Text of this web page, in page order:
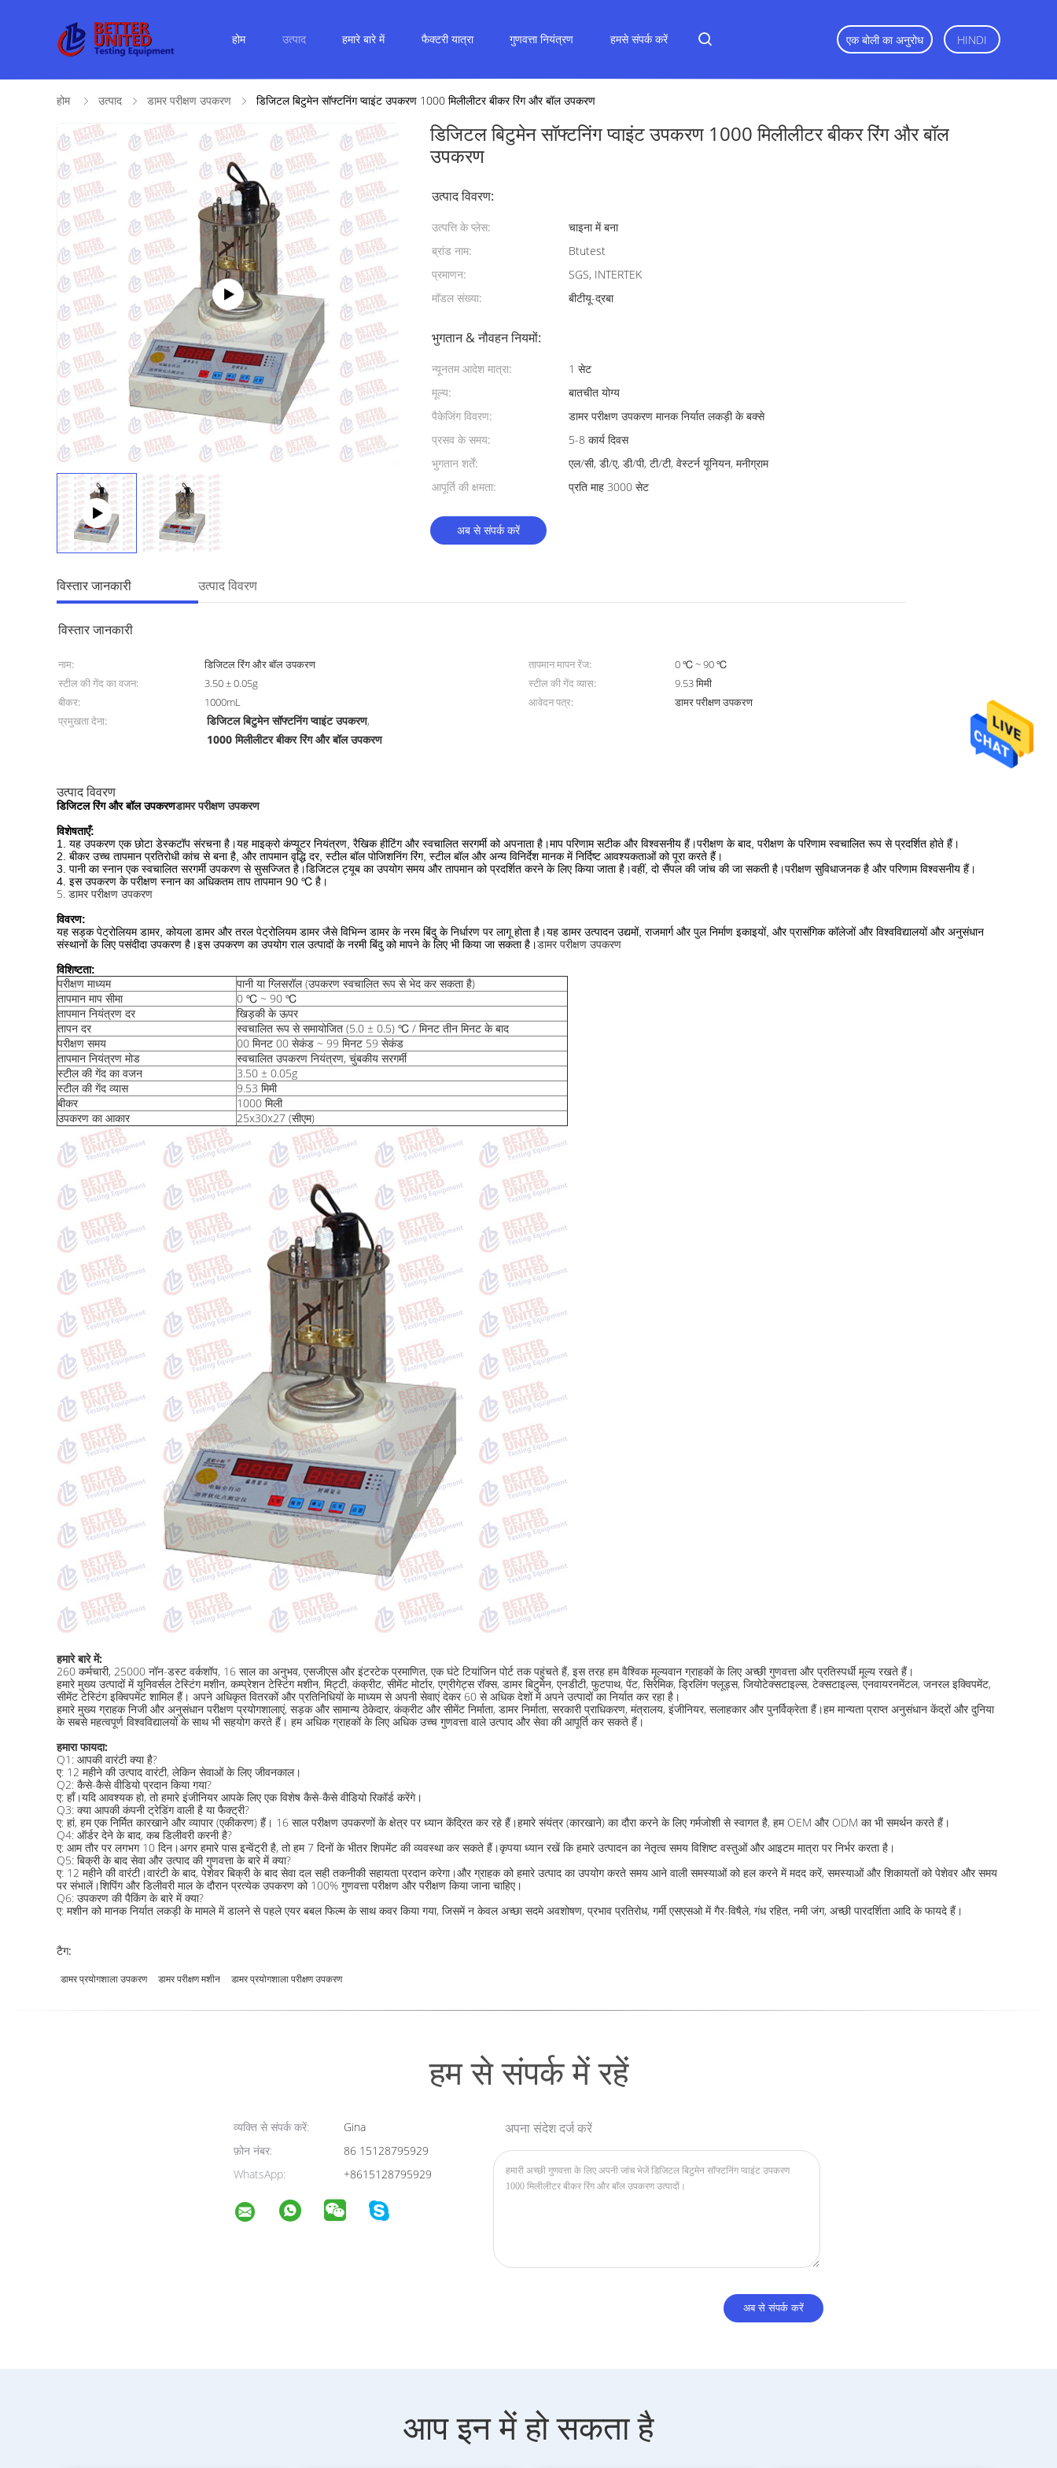
होम उत्पाद हमारे बारे में फैक्टरी यात्रा गुणवत्ता नियंत्रण हमसे संपर्क करें एक बोली का अनुरोध HINDI
होम उत्पाद डामर परीक्षण उपकरण डिजिटल बिटुमेन सॉफ्टनिंग प्वाइंट उपकरण 1000 मिलीलीटर बीकर रिंग और बॉल उपकरण
डिजिटल बिटुमेन सॉफ्टनिंग प्वाइंट उपकरण 1000 मिलीलीटर बीकर रिंग और बॉल
उपकरण
उत्पाद विवरण:
उत्पत्ति के प्लेस:
चाइना में बना
ब्रांड नाम:
Btutest
प्रमाणन:
SGS, INTERTEK
मॉडल संख्या:
बीटीयू-द्रबा
भुगतान & नौवहन नियमों:
न्यूनतम आदेश मात्रा:
1 सेट
मूल्य:
बातचीत योग्य
पैकेजिंग विवरण:
डामर परीक्षण उपकरण मानक निर्यात लकड़ी के बक्से
प्रसव के समय:
5-8 कार्य दिवस
भुगतान शर्तें:
एल/सी, डी/ए, डी/पी, टी/टी, वेस्टर्न यूनियन, मनीग्राम
आपूर्ति की क्षमता:
प्रति माह 3000 सेट
अब से संपर्क करें
विस्तार जानकारी उत्पाद विवरण
विस्तार जानकारी
नाम: डिजिटल रिंग और बॉल उपकरण तापमान मापन रेंज:
0 ℃ ~ 90 ℃
स्टील की गेंद का वजन:
3.50 ± 0.05g स्टील की गेंद व्यास:
9.53 मिमी
बीकर:
1000mL आवेदन पत्र:
डामर परीक्षण उपकरण
प्रमुखता देना:
डिजिटल बिटुमेन सॉफ्टनिंग प्वाइंट उपकरण,
1000 मिलीलीटर बीकर रिंग और बॉल उपकरण
उत्पाद विवरण
डिजिटल रिंग और बॉल उपकरणडामर परीक्षण उपकरण
विशेषताएँ:
1. यह उपकरण एक छोटा डेस्कटॉप संरचना है।यह माइक्रो कंप्यूटर नियंत्रण, रैखिक हीटिंग और स्वचालित सरगर्मी को अपनाता है।माप परिणाम सटीक और विश्वसनीय हैं।परीक्षण के बाद, परीक्षण के परिणाम स्वचालित रूप से प्रदर्शित होते हैं।
2. बीकर उच्च तापमान प्रतिरोधी कांच से बना है, और तापमान वृद्धि दर, स्टील बॉल पोजिशनिंग रिंग, स्टील बॉल और अन्य विनिर्देश मानक में निर्दिष्ट आवश्यकताओं को पूरा करते हैं।
3. पानी का स्नान एक स्वचालित सरगर्मी उपकरण से सुसज्जित है।डिजिटल ट्यूब का उपयोग समय और तापमान को प्रदर्शित करने के लिए किया जाता है।वहीं, दो सैंपल की जांच की जा सकती है।परीक्षण सुविधाजनक है और परिणाम विश्वसनीय हैं।
4. इस उपकरण के परीक्षण स्नान का अधिकतम ताप तापमान 90 ℃ है।
5. डामर परीक्षण उपकरण
विवरण:
यह सड़क पेट्रोलियम डामर, कोयला डामर और तरल पेट्रोलियम डामर जैसे विभिन्न डामर के नरम बिंदु के निर्धारण पर लागू होता है।यह डामर उत्पादन उद्यमों, राजमार्ग और पुल निर्माण इकाइयों, और प्रासंगिक कॉलेजों और विश्वविद्यालयों और अनुसंधान
संस्थानों के लिए पसंदीदा उपकरण है।इस उपकरण का उपयोग राल उत्पादों के नरमी बिंदु को मापने के लिए भी किया जा सकता है।डामर परीक्षण उपकरण
विशिष्टता:
परीक्षण माध्यम
पानी या ग्लिसरॉल (उपकरण स्वचालित रूप से भेद कर सकता है)
तापमान माप सीमा
0 ℃ ~ 90 ℃
तापमान नियंत्रण दर
खिड़की के ऊपर
तापन दर
स्वचालित रूप से समायोजित (5.0 ± 0.5) ℃ / मिनट तीन मिनट के बाद
परीक्षण समय
00 मिनट 00 सेकंड ~ 99 मिनट 59 सेकंड
तापमान नियंत्रण मोड
स्वचालित उपकरण नियंत्रण, चुंबकीय सरगर्मी
स्टील की गेंद का वजन
3.50 ± 0.05g
स्टील की गेंद व्यास
9.53 मिमी
बीकर
1000 मिली
उपकरण का आकार
25x30x27 (सीएम)
हमारे बारे में:
260 कर्मचारी, 25000 नॉन-डस्ट वर्कशॉप, 16 साल का अनुभव, एसजीएस और इंटरटेक प्रमाणित, एक घंटे टियांजिन पोर्ट तक पहुंचते हैं, इस तरह हम वैश्विक मूल्यवान ग्राहकों के लिए अच्छी गुणवत्ता और प्रतिस्पर्धी मूल्य रखते हैं।
हमारे मुख्य उत्पादों में यूनिवर्सल टेस्टिंग मशीन, कम्प्रेशन टेस्टिंग मशीन, मिट्टी, कंक्रीट, सीमेंट मोर्टार, एग्रीगेट्स रॉक्स, डामर बिटुमेन, एनडीटी, फुटपाथ, पेंट, सिरेमिक, ड्रिलिंग फ्लूड्स, जियोटेक्सटाइल्स, टेक्सटाइल्स, एनवायरनमेंटल, जनरल इक्विपमेंट,
सीमेंट टेस्टिंग इक्विपमेंट शामिल हैं। अपने अधिकृत वितरकों और प्रतिनिधियों के माध्यम से अपनी सेवाएं देकर 60 से अधिक देशों में अपने उत्पादों का निर्यात कर रहा है।
हमारे मुख्य ग्राहक निजी और अनुसंधान परीक्षण प्रयोगशालाएं, सड़क और सामान्य ठेकेदार, कंक्रीट और सीमेंट निर्माता, डामर निर्माता, सरकारी प्राधिकरण, मंत्रालय, इंजीनियर, सलाहकार और पुनर्विक्रेता हैं।हम मान्यता प्राप्त अनुसंधान केंद्रों और दुनिया
के सबसे महत्वपूर्ण विश्वविद्यालयों के साथ भी सहयोग करते हैं। हम अधिक ग्राहकों के लिए अधिक उच्च गुणवत्ता वाले उत्पाद और सेवा की आपूर्ति कर सकते हैं।
हमारा फायदा:
Q1: आपकी वारंटी क्या है?
ए: 12 महीने की उत्पाद वारंटी, लेकिन सेवाओं के लिए जीवनकाल।
Q2: कैसे-कैसे वीडियो प्रदान किया गया?
ए: हाँ।यदि आवश्यक हो, तो हमारे इंजीनियर आपके लिए एक विशेष कैसे-कैसे वीडियो रिकॉर्ड करेंगे।
Q3: क्या आपकी कंपनी ट्रेडिंग वाली है या फैक्ट्री?
ए: हां, हम एक निर्मित कारखाने और व्यापार (एकीकरण) हैं। 16 साल परीक्षण उपकरणों के क्षेत्र पर ध्यान केंद्रित कर रहे हैं।हमारे संयंत्र (कारखाने) का दौरा करने के लिए गर्मजोशी से स्वागत है, हम OEM और ODM का भी समर्थन करते हैं।
Q4: ऑर्डर देने के बाद, कब डिलीवरी करनी है?
ए: आम तौर पर लगभग 10 दिन।अगर हमारे पास इन्वेंट्री है, तो हम 7 दिनों के भीतर शिपमेंट की व्यवस्था कर सकते हैं।कृपया ध्यान रखें कि हमारे उत्पादन का नेतृत्व समय विशिष्ट वस्तुओं और आइटम मात्रा पर निर्भर करता है।
Q5: बिक्री के बाद सेवा और उत्पाद की गुणवत्ता के बारे में क्या?
ए: 12 महीने की वारंटी।वारंटी के बाद, पेशेवर बिक्री के बाद सेवा दल सही तकनीकी सहायता प्रदान करेगा।और ग्राहक को हमारे उत्पाद का उपयोग करते समय आने वाली समस्याओं को हल करने में मदद करें, समस्याओं और शिकायतों को पेशेवर और समय
पर संभालें।शिपिंग और डिलीवरी माल के दौरान प्रत्येक उपकरण को 100% गुणवत्ता परीक्षण और परीक्षण किया जाना चाहिए।
Q6: उपकरण की पैकिंग के बारे में क्या?
ए: मशीन को मानक निर्यात लकड़ी के मामले में डालने से पहले एयर बबल फिल्म के साथ कवर किया गया, जिसमें न केवल अच्छा सदमे अवशोषण, प्रभाव प्रतिरोध, गर्मी एसएसओ में गैर-विषैले, गंध रहित, नमी जंग, अच्छी पारदर्शिता आदि के फायदे हैं।
टैग:
डामर प्रयोगशाला उपकरण डामर परीक्षण मशीन डामर प्रयोगशाला परीक्षण उपकरण
हम से संपर्क में रहें
व्यक्ति से संपर्क करें:
Gina
फ़ोन नंबर:
86 15128795929
WhatsApp:
+8615128795929
अपना संदेश दर्ज करें
आप इन में हो सकता है